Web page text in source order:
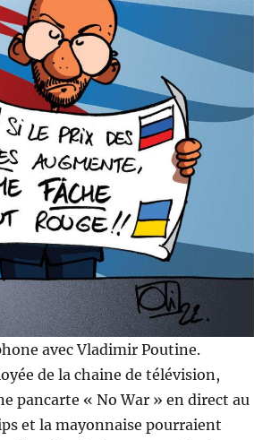
avec Vladimir Poutine.
de la chaine de télévision,
pancarte « No War » en direct au
et la mayonnaise pourraient